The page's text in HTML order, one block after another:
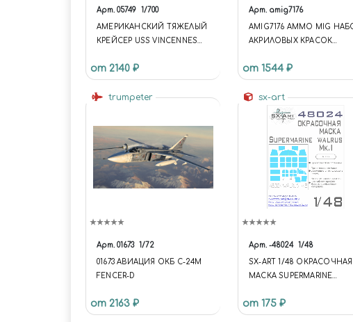
Арт. 05749 1/700
АМЕРИКАНСКИЙ ТЯЖЕЛЫЙ
КРЕЙСЕР USS VINCENNES
от 2140 ₽
Арт. amig7176
AMIG7176 AMMO MIG
АКРИЛОВЫХ КРАСОК
COLORS /
РАСТИТЕЛЬНОСТЬ
ДИОРАМА
от 1544 ₽
trumpeter
Арт. 01673 1/72
01673 АВИАЦИЯ ОКБ С-24М
FENCER-D
от 2163 ₽
sx-art
Арт. -48024 1/48
SX-ART 1/48 ОКРАСОЧНАЯ
МАСКА SUPERMARINE
от 175 ₽